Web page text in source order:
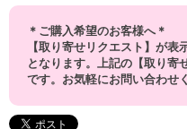
＊ご購入希望のお客様へ＊
【取り寄せリクエスト】が
となります。上記の【取り寄
です。お気軽にお問い合わせ